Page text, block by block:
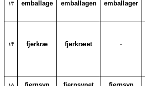
13 emballage emballagen emballager
14 fjerkræ fjerkræet -